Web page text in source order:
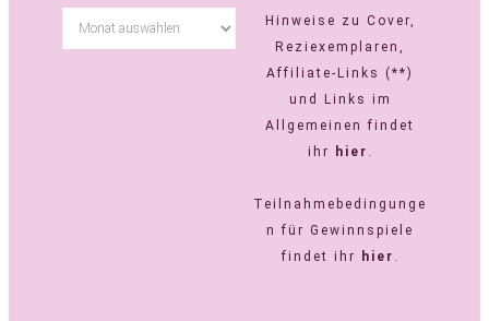
Hinweise zu Cover,
Reziexemplaren,
Affiliate-Links (**)
und Links im
Allgemeinen findet
ihr
hier .
Teilnahmebedingunge
n für Gewinnspiele
findet ihr
hier .